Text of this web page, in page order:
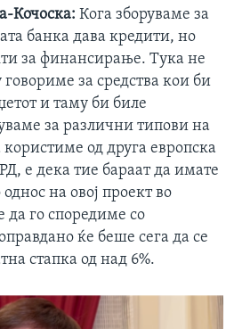
Кочоска: Кога зборуваме за
банка дава кредити, но
за финансирање. Тука не
говориме за средства кои би
и таму би биле
за различни типови на
од друга европска
е дека тие бараат да имате
на овој проект во
да го споредиме со
ќе беше сега да се
стапка од над 6%.